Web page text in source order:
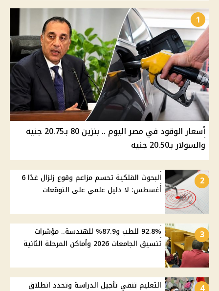
1
أسعار الوقود في مصر اليوم .. بنزين 80 بـ20.75 جنيه
والسولار بـ20.50 جنيه
2
البحوث الفلكية تحسم مزاعم وقوع زلزال غدًا 6
أغسطس: لا دليل علمي على التوقعات
3
92.8% للطب و87.9% للهندسة.. مؤشرات
تنسيق الجامعات 2026 وأماكن المرحلة الثانية
التعليم تنفي تأجيل الدراسة وتحدد انطلاق